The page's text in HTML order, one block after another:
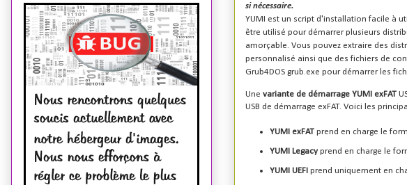
si nécessaire.
YUMI est un script d'installation facile à
être utilisé pour démarrer plusieurs
amorçable. Vous pouvez extraire des
personnalisé ainsi que des fichiers de
Grub4DOS grub.exe pour démarrer les
Une variante de démarrage YUMI exFAT
USB de démarrage exFAT. Voici les
YUMI exFAT prend en charge le
YUMI Legacy prend en charge le
YUMI UEFI prend uniquement en